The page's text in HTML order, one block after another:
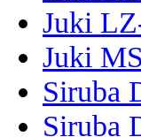
Juki
Juki
Siruba
Siruba